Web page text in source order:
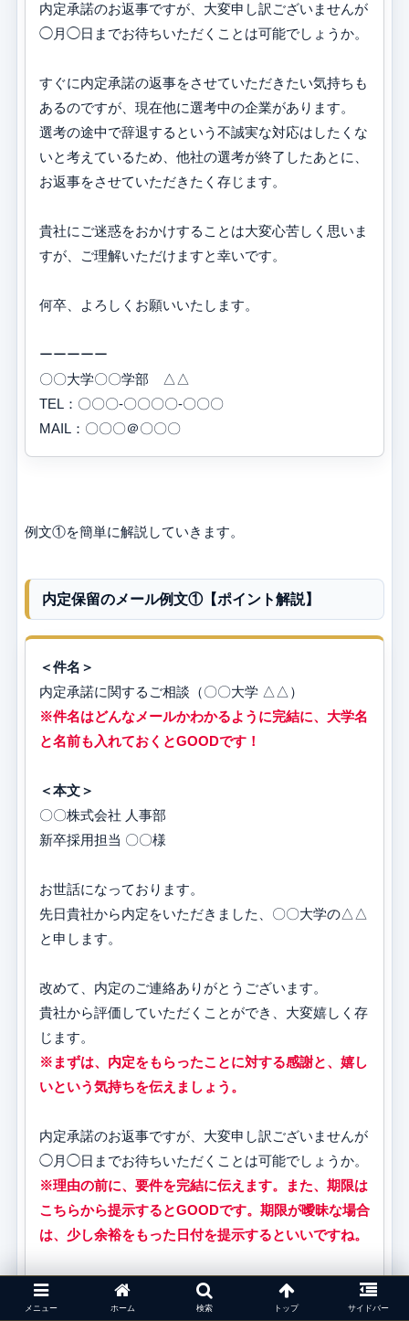
内定承諾のお返事ですが、大変申し訳ございませんが
◯月◯日までお待ちいただくことは可能でしょうか。
すぐに内定承諾の返事をさせていただきたい気持ちも
あるのですが、現在他に選考中の企業があります。
選考の途中で辞退するという不誠実な対応はしたくな
いと考えているため、他社の選考が終了したあとに、
お返事をさせていただきたく存じます。
貴社にご迷惑をおかけすることは大変心苦しく思いま
すが、ご理解いただけますと幸いです。
何卒、よろしくお願いいたします。
ーーーーー
〇〇大学〇〇学部 △△
TEL：〇〇〇-〇〇〇〇-〇〇〇
MAIL：〇〇〇＠〇〇〇
例文①を簡単に解説していきます。
内定保留のメール例文①【ポイント解説】
＜件名＞
内定承諾に関するご相談（〇〇大学 △△）
※件名はどんなメールかわかるように完結に、大学名
と名前も入れておくとGOODです！
＜本文＞
〇〇株式会社 人事部
新卒採用担当 〇〇様
お世話になっております。
先日貴社から内定をいただきました、〇〇大学の△△
と申します。
改めて、内定のご連絡ありがとうございます。
貴社から評価していただくことができ、大変嬉しく存
じます。
※まずは、内定をもらったことに対する感謝と、嬉し
いという気持ちを伝えましょう。
内定承諾のお返事ですが、大変申し訳ございませんが
◯月◯日までお待ちいただくことは可能でしょうか。
※理由の前に、要件を完結に伝えます。また、期限は
こちらから提示するとGOODです。期限が曖昧な場合
は、少し余裕をもった日付を提示するといいですね。
すぐに内定承諾の返事をさせていただきたい気持ちも
あるのですが、現在他に選考中の企業があります。
メニュー ホーム 検索 トップ サイドバー